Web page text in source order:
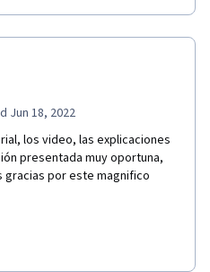
Jun 18, 2022
los video, las explicaciones
presentada muy oportuna,
gracias por este magnifico